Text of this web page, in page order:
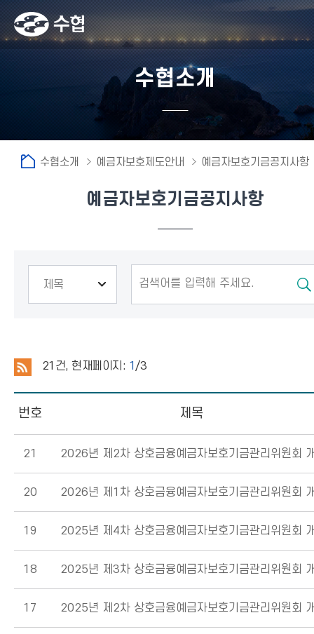
수협소개
수협소개 예금자보호제도안내 예금자보호기금공지사항
예금자보호기금공지사항
21 건, 현재페이지: 1 /3
번호 제목
21 2026년 제2차 상호금융예금자보호기금관리위원회
20 2026년 제1차 상호금융예금자보호기금관리위원회
19 2025년 제4차 상호금융예금자보호기금관리위원회
18 2025년 제3차 상호금융예금자보호기금관리위원회
17 2025년 제2차 상호금융예금자보호기금관리위원회